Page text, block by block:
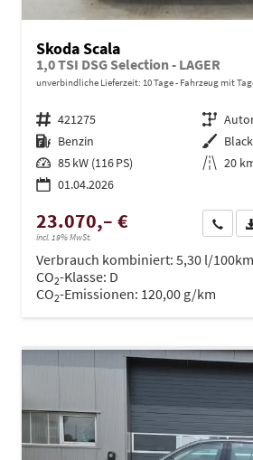
Skoda Scala
1,0 TSI DSG Selection - LAGER
unverbindliche Lieferzeit: 10 Tage Fahrzeug mit
Fahrzeugnr. 421275 Getriebe
Kraftstoff Benzin Außenfarbe
Leistung 85 kW (116 PS) Kilometerstand 20
01.04.2026
23.070,– €
incl. 19% MwSt.
Wir
Verbrauch kombiniert: 5,30 l/100km
CO2-Klasse: D
CO2-Emissionen: 120,00 g/km